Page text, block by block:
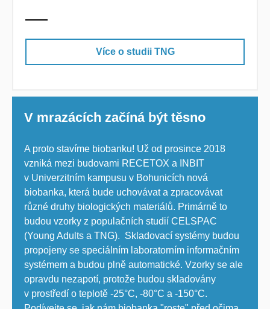
Více o studii TNG
V mrazácích začíná být těsno
A proto stavíme biobanku! Už od prosince 2018
vzniká mezi budovami RECETOX a INBIT
v Univerzitním kampusu v Bohunicích nová
biobanka, která bude uchovávat a zpracovávat
různé druhy biologických materiálů. Primárně to
budou vzorky z populačních studií CELSPAC
(Young Adults a TNG). Skladovací systémy budou
propojeny se speciálním laboratorním informačním
systémem a budou plně automatické. Vzorky se ale
opravdu nezapotí, protože budou skladovány
v prostředí o teplotě -25°C, -80°C a -150°C.